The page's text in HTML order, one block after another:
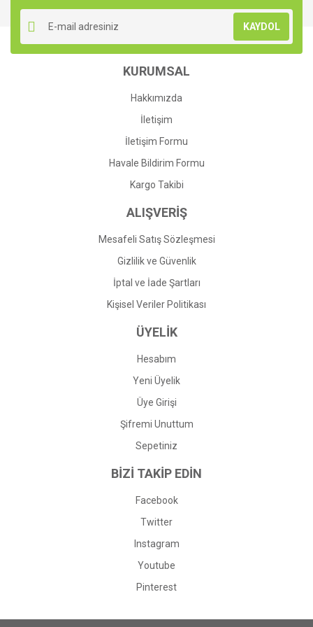
Ürün resmi kalitesiz, bozuk veya görüntülenemiyor.
Ürün açıklamasında eksik bilgiler bulunuyor.
Ürün bilgilerinde hatalar bulunuyor.
Ürün fiyatı diğer sitelerden daha pahalı.
Gönder
KAYDOL
KURUMSAL
Hakkımızda
İletişim
İletişim Formu
Havale Bildirim Formu
Kargo Takibi
ALIŞVERİŞ
Mesafeli Satış Sözleşmesi
Gizlilik ve Güvenlik
İptal ve İade Şartları
Kişisel Veriler Politikası
ÜYELİK
Hesabım
Yeni Üyelik
Üye Girişi
Şifremi Unuttum
Sepetiniz
BİZİ TAKİP EDİN
Facebook
Twitter
Instagram
Youtube
Pinterest